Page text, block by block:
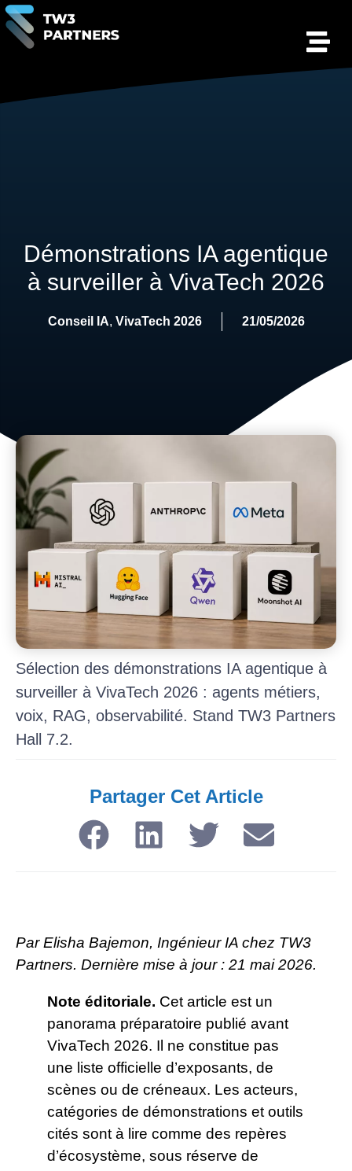
Démonstrations IA agentique
à surveiller à VivaTech 2026
Conseil IA, VivaTech 2026 21/05/2026
Sélection des démonstrations IA agentique à
surveiller à VivaTech 2026 : agents métiers,
voix, RAG, observabilité. Stand TW3 Partners
Hall 7.2.
Partager Cet Article​
Par Elisha Bajemon, Ingénieur IA chez TW3
Partners. Dernière mise à jour : 21 mai 2026.
Note éditoriale. Cet article est un
panorama préparatoire publié avant
VivaTech 2026. Il ne constitue pas
une liste officielle d’exposants, de
scènes ou de créneaux. Les acteurs,
catégories de démonstrations et outils
cités sont à lire comme des repères
d’écosystème, sous réserve de